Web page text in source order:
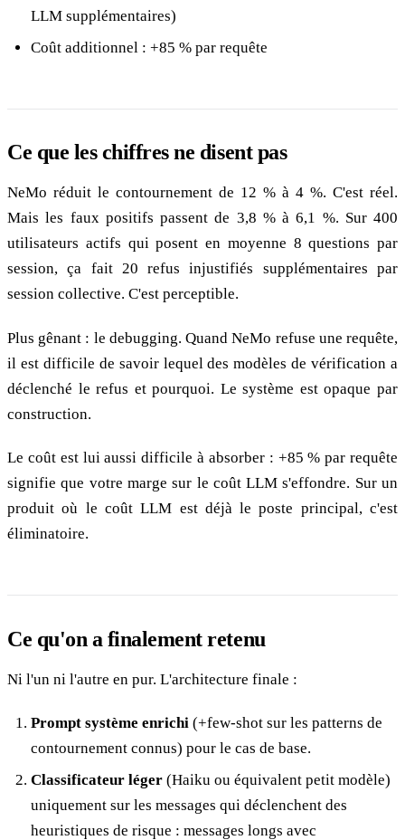
LLM supplémentaires)
Coût additionnel : +85 % par requête
Ce que les chiffres ne disent pas
NeMo réduit le contournement de 12 % à 4 %. C'est réel.
Mais les faux positifs passent de 3,8 % à 6,1 %. Sur 400
utilisateurs actifs qui posent en moyenne 8 questions par
session, ça fait 20 refus injustifiés supplémentaires par
session collective. C'est perceptible.
Plus gênant : le debugging. Quand NeMo refuse une requête,
il est difficile de savoir lequel des modèles de vérification a
déclenché le refus et pourquoi. Le système est opaque par
construction.
Le coût est lui aussi difficile à absorber : +85 % par requête
signifie que votre marge sur le coût LLM s'effondre. Sur un
produit où le coût LLM est déjà le poste principal, c'est
éliminatoire.
Ce qu'on a finalement retenu
Ni l'un ni l'autre en pur. L'architecture finale :
Prompt système enrichi (+few-shot sur les patterns de
contournement connus) pour le cas de base.
Classificateur léger (Haiku ou équivalent petit modèle)
uniquement sur les messages qui déclenchent des
heuristiques de risque : messages longs avec